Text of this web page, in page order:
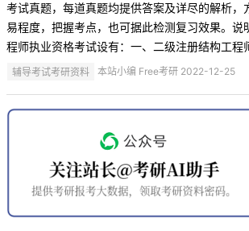
考试真题，每道真题均提供答案及详尽的解析，
易程度，把握考点，也可据此检测复习效果。说
程师执业资格考试设有：一、二级注册结构工程
辅导考试考研资料 本站小编 Free考研 2022-12-25